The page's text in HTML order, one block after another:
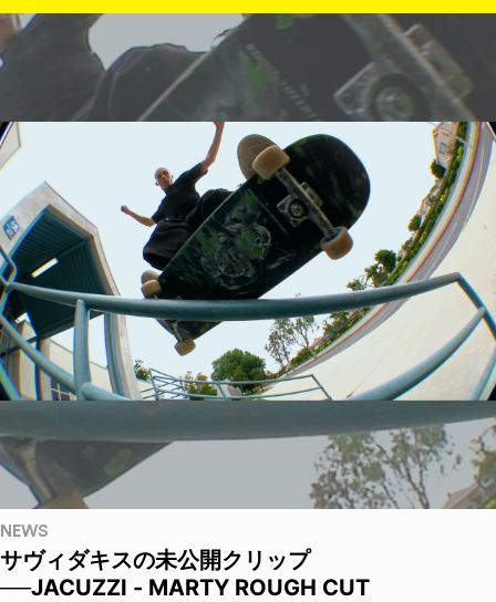
NEWS
サヴィダキスの未公開クリップ
──JACUZZI - MARTY ROUGH CUT